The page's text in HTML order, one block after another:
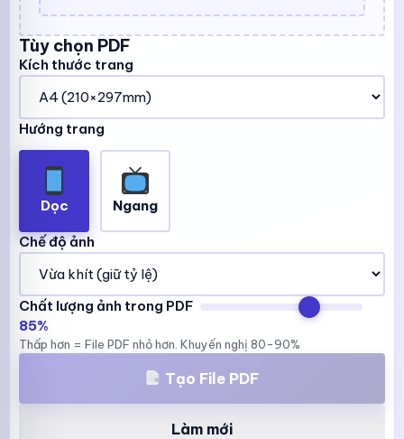
Tùy chọn PDF
Kích thước trang
Hướng trang
Dọc Ngang
Chế độ ảnh
Chất lượng ảnh trong PDF
85%
Thấp hơn = File PDF nhỏ hơn. Khuyến nghị 80-90%
Tạo File PDF
Làm mới